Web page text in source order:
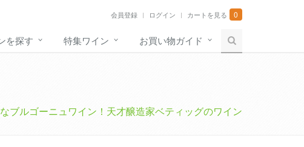
会員登録 ログイン カートを見る 0
を探す 特集ワイン お買い物ガイド
ブルゴーニュワイン！天才醸造家ベティッグのワイン